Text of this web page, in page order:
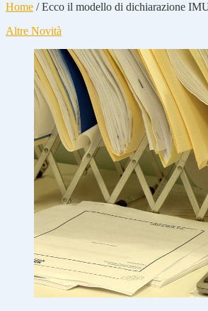
Home /Ecco il modello di dichiarazione
Altre Novità